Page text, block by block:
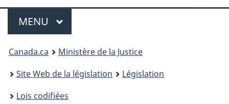
Menu
MENU PRINCIPAL
You
are
here:
Canada.ca
Ministère de la Justice
Site Web de la législation
Législation
Lois codifiées